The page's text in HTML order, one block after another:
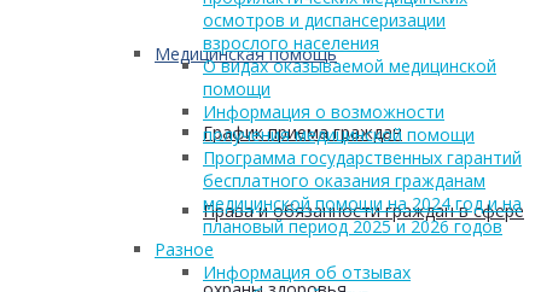
Медицинская помощь
График приема граждан
Права и обязанности граждан в сфере
осмотров и диспансеризации
взрослого населения
О видах оказываемой медицинской
помощи
Информация о возможности
получения медицинской помощи
Программа государственных гарантий
бесплатного оказания гражданам
медицинской помощи на 2024 год и на
плановый период 2025 и 2026 годов
Разное
Информация об отзывах